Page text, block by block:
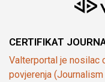
CERTIFIKAT
Valterportal je nosilac
povjerenja